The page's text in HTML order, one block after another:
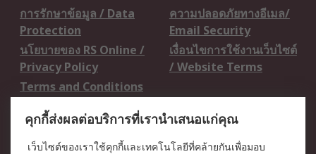
การรักษาข้อมูล / Data
Protection
ความปลอดภัยทางอีเมล/
Email Security
นโยบายของ RS Online /
Privacy Policy
เงื่อนไขการใช้งานเว็บไซต์
/ Website Terms
Terms and Conditions
เกี่ยวกับ RS / About RS
คุกกี้ส่งผลต่อบริการที่เรานำเสนอแก่คุณ
เว็บไซต์ของเราใช้คุกกี้และเทคโนโลยีที่คล้ายกันเพื่อมอบ